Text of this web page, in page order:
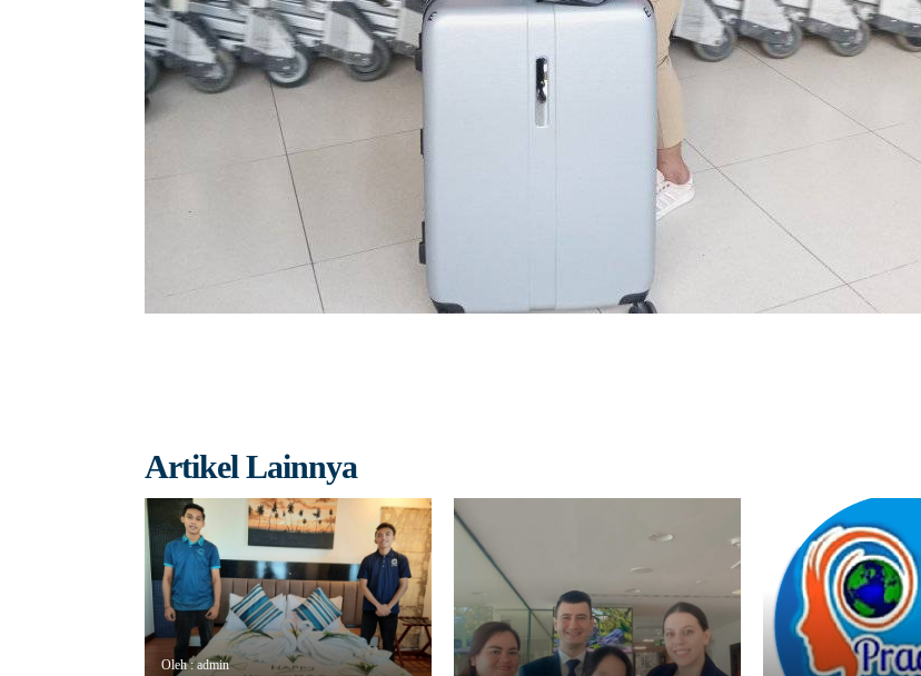
Artikel Lainnya
Oleh : admin